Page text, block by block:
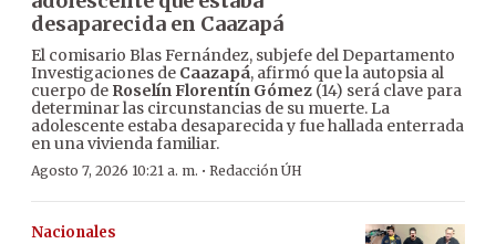
desaparecida en Caazapá
El comisario Blas Fernández, subjefe del Departamento
Investigaciones de Caazapá, afirmó que la autopsia al
cuerpo de Roselín Florentín Gómez (14) será clave para
determinar las circunstancias de su muerte. La
adolescente estaba desaparecida y fue hallada enterrada
en una vivienda familiar.
Agosto 7, 2026 10:21 a. m. · Redacción ÚH
Nacionales